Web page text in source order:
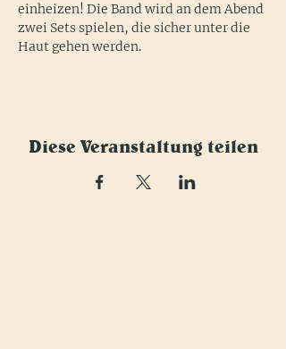
einheizen! Die Band wird an dem Abend
zwei Sets spielen, die sicher unter die
Haut gehen werden.
Diese Veranstaltung teilen